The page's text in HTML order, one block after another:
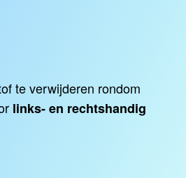
te verwijderen rondom
links- en rechtshandig